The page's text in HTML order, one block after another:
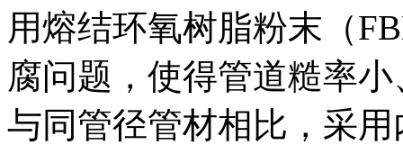
用熔结环氧树脂粉末（
腐问题，使得管道糙率
与同管径管材相比，采